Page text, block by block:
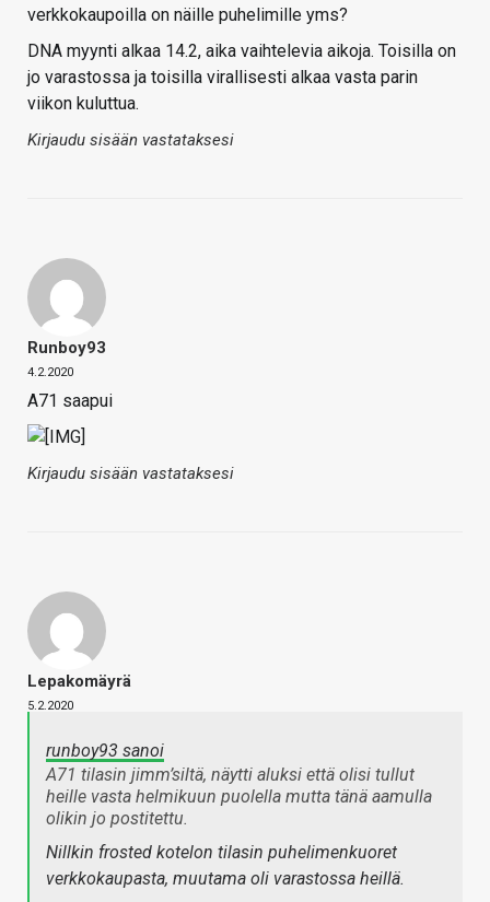
verkkokaupoilla on näille puhelimille yms?
DNA myynti alkaa 14.2, aika vaihtelevia aikoja. Toisilla on
jo varastossa ja toisilla virallisesti alkaa vasta parin
viikon kuluttua.
Kirjaudu sisään vastataksesi
Runboy93
4.2.2020
A71 saapui
Kirjaudu sisään vastataksesi
Lepakomäyrä
5.2.2020
runboy93 sanoi
A71 tilasin jimm’siltä, näytti aluksi että olisi tullut
heille vasta helmikuun puolella mutta tänä aamulla
olikin jo postitettu.
Nillkin frosted kotelon tilasin puhelimenkuoret
verkkokaupasta, muutama oli varastossa heillä.